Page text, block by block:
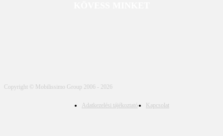
Copyright © Mobilissimo Group 2006 - 2026
Adatkezelési tájékoztató Kapcsolat